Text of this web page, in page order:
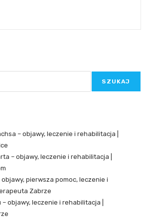
SZUKAJ
– objawy, leczenie i rehabilitacja |
– objawy, leczenie i rehabilitacja |
pierwsza pomoc, leczenie i
Zabrze
objawy, leczenie i rehabilitacja |